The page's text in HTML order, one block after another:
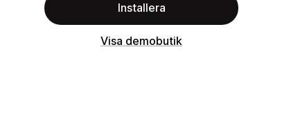
Installera
Visa demobutik